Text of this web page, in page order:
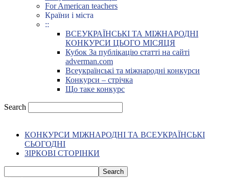
For American teachers
Країни і міста
::
ВСЕУКРАЇНСЬКІ ТА МІЖНАРОДНІ
КОНКУРСИ ЦЬОГО МІСЯЦЯ
Кубок За публікацію статті на сайті
adverman.com
Всеукраїнські та міжнародні конкурси
Конкурси – стрічка
Що таке конкурс
Search
КОНКУРСИ МІЖНАРОДНІ ТА ВСЕУКРАЇНСЬКІ
СЬОГОДНІ
ЗІРКОВІ СТОРІНКИ